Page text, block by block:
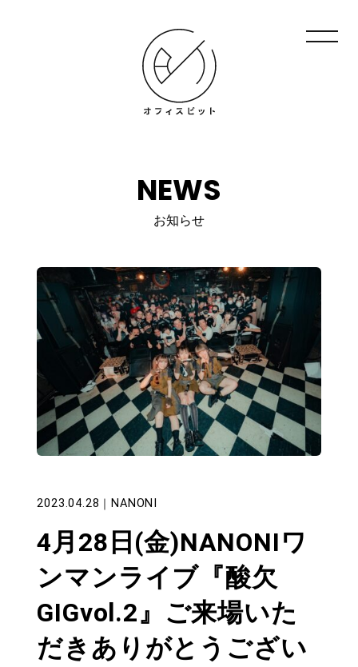
NEWS
お知らせ
2023.04.28 ｜ NANONI
4月28日(金)NANONIワ
ンマンライブ『酸欠
GIGvol.2』ご来場いた
だきありがとうござい